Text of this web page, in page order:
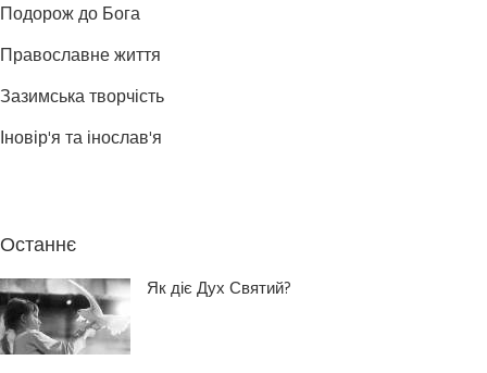
Подорож до Бога
Православне життя
Зазимська творчість
Іновір'я та інослав'я
Останнє
Як діє Дух Святий?